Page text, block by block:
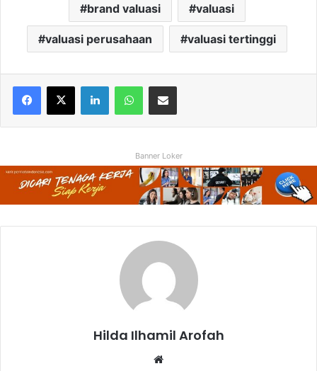
brand valuasi valuasi
valuasi perusahaan valuasi tertinggi
Facebook
X LinkedInWhatsAppShare via Email
Banner Loker
Hilda Ilhamil Arofah